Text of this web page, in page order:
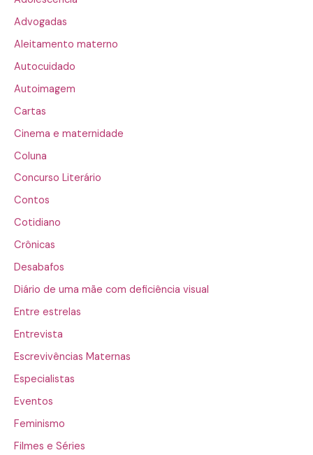
Advogadas
Aleitamento materno
Autocuidado
Autoimagem
Cartas
Cinema e maternidade
Coluna
Concurso Literário
Contos
Cotidiano
Crônicas
Desabafos
Diário de uma mãe com deficiência visual
Entre estrelas
Entrevista
Escrevivências Maternas
Especialistas
Eventos
Feminismo
Filmes e Séries